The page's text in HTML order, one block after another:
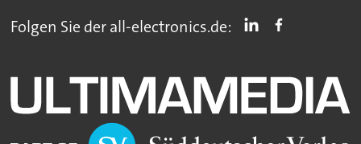
Folgen Sie der all-electronics.de: